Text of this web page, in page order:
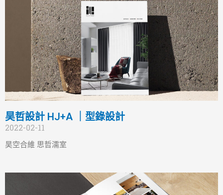
昊哲設計 HJ+A ｜型錄設計
2022-02-11
昊空合維 思哲濡室